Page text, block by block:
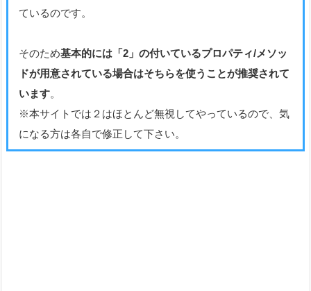
ているのです。
そのため基本的には「2」の付いているプロパティ/メソッ
ドが用意されている場合はそちらを使うことが推奨されて
います。
※本サイトでは２はほとんど無視してやっているので、気
になる方は各自で修正して下さい。